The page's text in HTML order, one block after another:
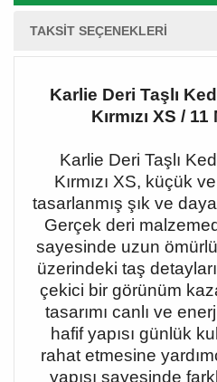
TAKSIT SEÇENEKLERI
Karlie Deri Taşlı
Kırmızı XS /
Karlie Deri Taşlı
Kırmızı XS, küçük
tasarlanmış şık ve
Gerçek deri
sayesinde uzun
üzerindeki taş
çekici bir görünüm
tasarımı canlı ve
hafif yapısı günlük
rahat etmesine
yapısı sayesinde